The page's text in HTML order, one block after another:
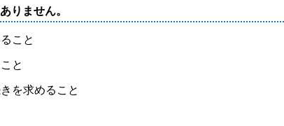
りません。
こと
と
を求めること